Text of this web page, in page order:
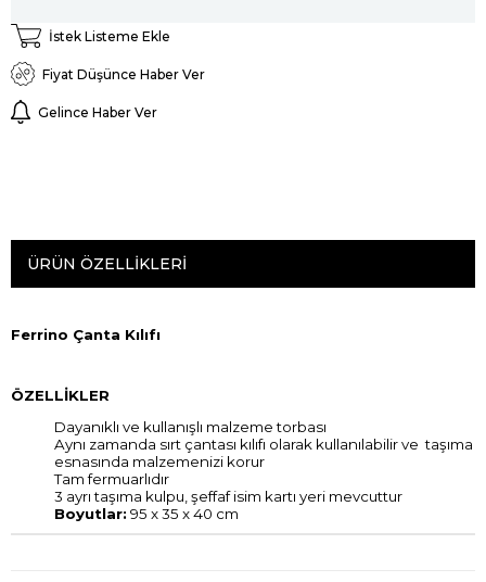
İstek Listeme Ekle
Fiyat Düşünce Haber Ver
Gelince Haber Ver
ÜRÜN ÖZELLIKLERI
Ferrino Çanta Kılıfı
ÖZELLİKLER
Dayanıklı ve kullanışlı malzeme torbası
Aynı zamanda sırt çantası kılıfı olarak kullanılabilir ve taşıma
esnasında malzemenizi korur
Tam fermuarlıdır
3 ayrı taşıma kulpu, şeffaf isim kartı yeri mevcuttur
Boyutlar: 95 x 35 x 40 cm